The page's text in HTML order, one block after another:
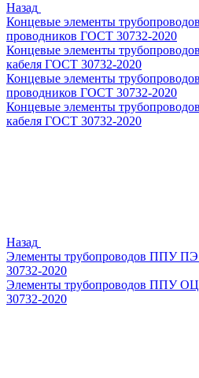
Назад
Концевые элементы
проводников ГОСТ 30732-2020
Концевые элементы
кабеля ГОСТ 30732-2020
Концевые элементы
проводников ГОСТ 30732-2020
Концевые элементы
кабеля ГОСТ 30732-2020
Назад
Элементы трубопроводов ППУ
30732-2020
Элементы трубопроводов ППУ
30732-2020